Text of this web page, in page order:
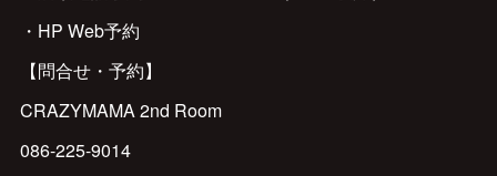
・HP Web予約
【問合せ・予約】
CRAZYMAMA 2nd Room
086-225-9014